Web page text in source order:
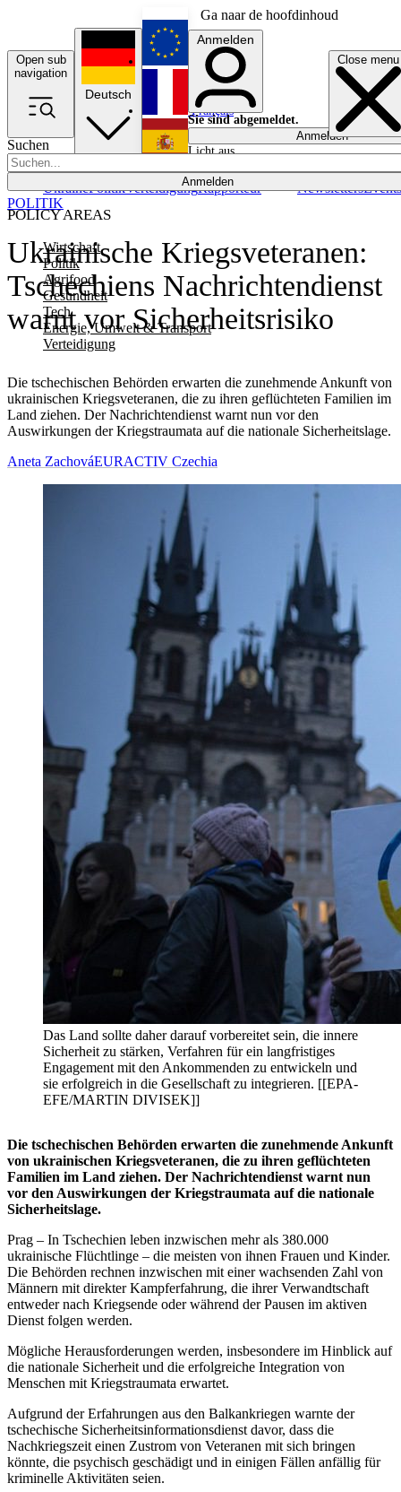
Ga naar de hoofdinhoud
Open sub
navigation
Close menu
Suchen
Anmelden
POLICY AREAS
Wirtschaft
Politik
Agrifood
Gesundheit
Tech
Energie, Umwelt & Transport
Verteidigung
UkrainePolitikVerteidigungRapporteur NewslettersEvents
Deutsch
English
Français
Anmelden
Sie sind abgemeldet.
Anmelden
Licht aus
Ukrainische Kriegsveteranen:
Tschechiens Nachrichtendienst
warnt vor Sicherheitsrisiko
Die tschechischen Behörden erwarten die zunehmende Ankunft von
ukrainischen Kriegsveteranen, die zu ihren geflüchteten Familien im
Land ziehen. Der Nachrichtendienst warnt nun vor den
Auswirkungen der Kriegstraumata auf die nationale Sicherheitslage.
POLITIK
Aneta ZachováEURACTIV Czechia
Das Land sollte daher darauf vorbereitet sein, die innere
Sicherheit zu stärken, Verfahren für ein langfristiges
Engagement mit den Ankommenden zu entwickeln und
sie erfolgreich in die Gesellschaft zu integrieren. [[EPA-
EFE/MARTIN DIVISEK]]
Die tschechischen Behörden erwarten die zunehmende Ankunft
von ukrainischen Kriegsveteranen, die zu ihren geflüchteten
Familien im Land ziehen. Der Nachrichtendienst warnt nun
vor den Auswirkungen der Kriegstraumata auf die nationale
Sicherheitslage.
Prag – In Tschechien leben inzwischen mehr als 380.000
ukrainische Flüchtlinge – die meisten von ihnen Frauen und Kinder.
Die Behörden rechnen inzwischen mit einer wachsenden Zahl von
Männern mit direkter Kampferfahrung, die ihrer Verwandtschaft
entweder nach Kriegsende oder während der Pausen im aktiven
Dienst folgen werden.
Mögliche Herausforderungen werden, insbesondere im Hinblick auf
die nationale Sicherheit und die erfolgreiche Integration von
Menschen mit Kriegstraumata erwartet.
Aufgrund der Erfahrungen aus den Balkankriegen warnte der
tschechische Sicherheitsinformationsdienst davor, dass die
Nachkriegszeit einen Zustrom von Veteranen mit sich bringen
könnte, die psychisch geschädigt und in einigen Fällen anfällig für
kriminelle Aktivitäten seien.